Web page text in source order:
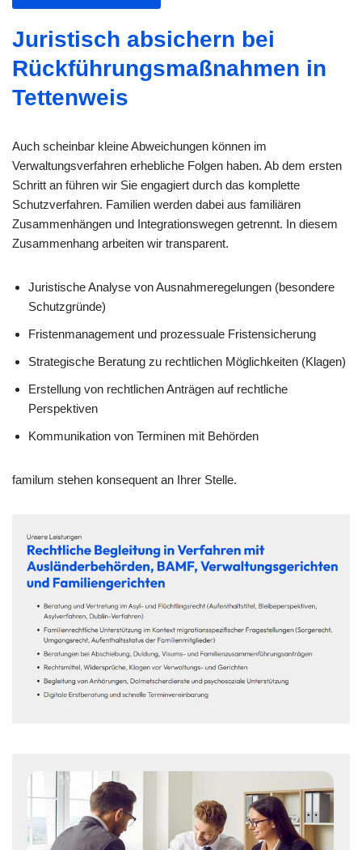
Juristisch absichern bei
Rückführungsmaßnahmen in
Tettenweis
Auch scheinbar kleine Abweichungen können im
Verwaltungsverfahren erhebliche Folgen haben. Ab dem ersten
Schritt an führen wir Sie engagiert durch das komplette
Schutzverfahren. Familien werden dabei aus familiären
Zusammenhängen und Integrationswegen getrennt. In diesem
Zusammenhang arbeiten wir transparent.
Juristische Analyse von Ausnahmeregelungen (besondere
Schutzgründe)
Fristenmanagement und prozessuale Fristensicherung
Strategische Beratung zu rechtlichen Möglichkeiten (Klagen)
Erstellung von rechtlichen Anträgen auf rechtliche
Perspektiven
Kommunikation von Terminen mit Behörden
familum stehen konsequent an Ihrer Stelle.